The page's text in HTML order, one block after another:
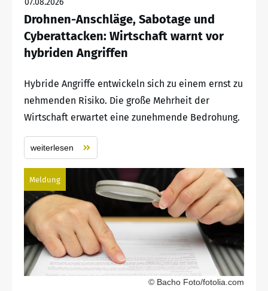
07.08.2026
Drohnen-Anschläge, Sabotage und
Cyberattacken: Wirtschaft warnt vor
hybriden Angriffen
Hybride Angriffe entwickeln sich zu einem ernst zu
nehmenden Risiko. Die große Mehrheit der
Wirtschaft erwartet eine zunehmende Bedrohung.
weiterlesen
Meldung
© Bacho Foto/fotolia.com